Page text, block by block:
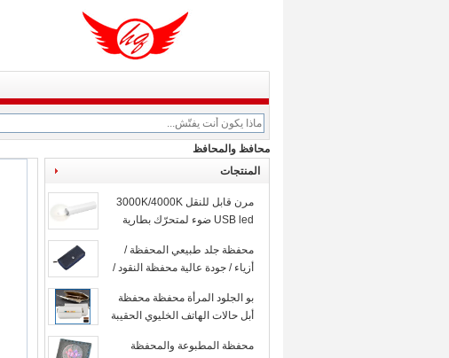
محافظ والمحافظ
المنتجات
مرن قابل للنقل 3000K/4000K
USB led ضوء لمتحرّك بطارية
محفظة جلد طبيعي المحفظة /
أزياء / جودة عالية محفظة النقود /
بو الجلود المرأة محفظة محفظة
أبل حالات الهاتف الخليوي الحقيبة
محفظة المطبوعة والمحفظة